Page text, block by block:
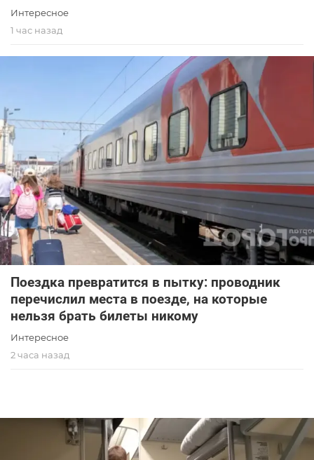
Интересное
1 час назад
Поездка превратится в пытку: проводник
перечислил места в поезде, на которые
нельзя брать билеты никому
Интересное
2 часа назад